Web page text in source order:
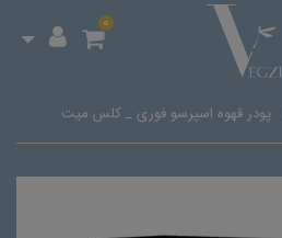
0
پودر قهوه اسپرسو فوری _ کلس میت